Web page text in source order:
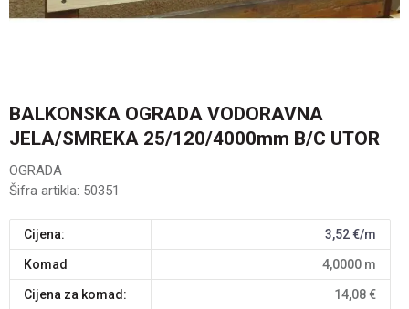
BALKONSKA OGRADA VODORAVNA
JELA/SMREKA 25/120/4000mm B/C UTOR
OGRADA
Šifra artikla: 50351
Cijena: 3,52€/m
komad 4,0000 m
Cijena za komad: 14,08€